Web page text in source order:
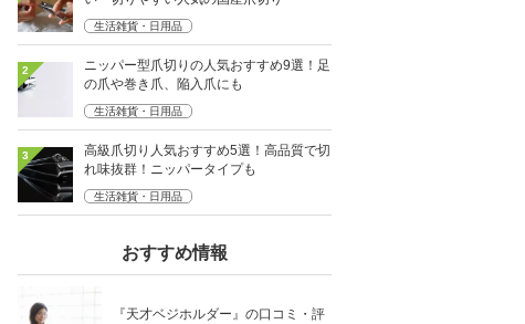
生活雑貨・日用品
2
ニッパー型爪切りの人気おすすめ9選！足
の爪や巻き爪、陥入爪にも
生活雑貨・日用品
3
高級爪切り人気おすすめ5選！高品質で切
れ味抜群！ニッパータイプも
生活雑貨・日用品
おすすめ情報
『天才ベジホルダー』の口コミ・評